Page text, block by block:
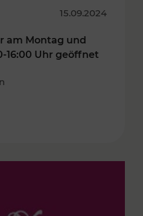
15.09.2024
am Montag und
16:00 Uhr geöffnet